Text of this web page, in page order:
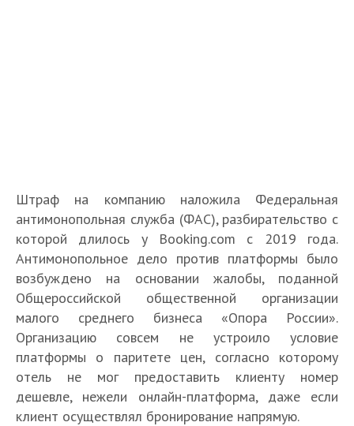
Штраф на компанию наложила Федеральная
антимонопольная служба (ФАС), разбирательство с
которой длилось у Booking.com с 2019 года.
Антимонопольное дело против платформы было
возбуждено на основании жалобы, поданной
Общероссийской общественной организации
малого среднего бизнеса «Опора России».
Организацию совсем не устроило условие
платформы о паритете цен, согласно которому
отель не мог предоставить клиенту номер
дешевле, нежели онлайн-платформа, даже если
клиент осуществлял бронирование напрямую.